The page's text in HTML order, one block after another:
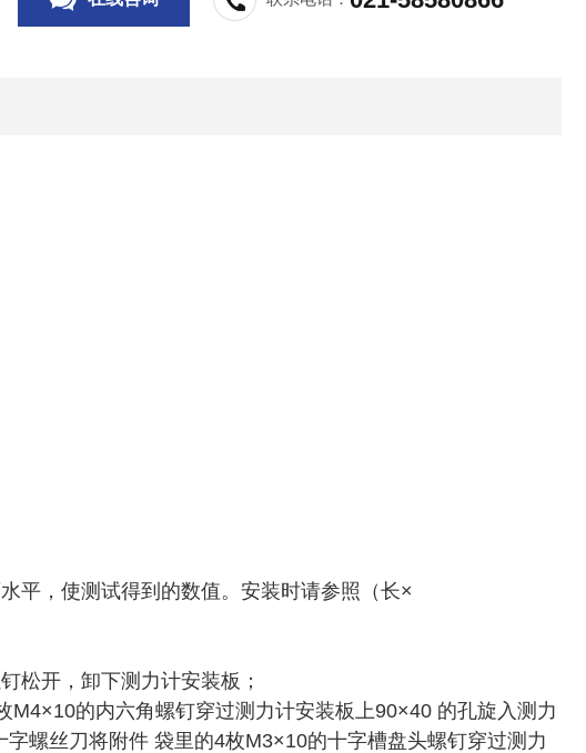
平，使测试得到的数值。安装时请参照（长×
松开，卸下测力计安装板；
的内六角螺钉穿过测力计安装板上90×40 的孔旋入测力
螺丝刀将附件 袋里的4枚M3×10的十字槽盘头螺钉穿过测力